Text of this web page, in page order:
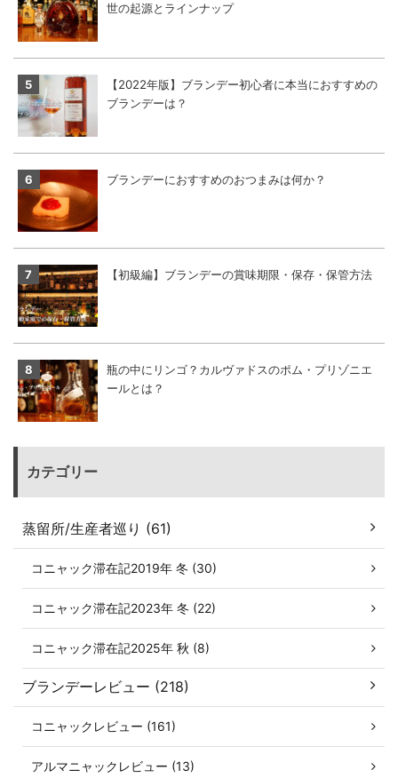
世の起源とラインナップ
【2022年版】ブランデー初心者に本当におすすめの
ブランデーは？
ブランデーにおすすめのおつまみは何か？
【初級編】ブランデーの賞味期限・保存・保管方法
瓶の中にリンゴ？カルヴァドスのポム・プリゾニエ
ールとは？
カテゴリー
蒸留所/生産者巡り (61)
コニャック滞在記2019年 冬 (30)
コニャック滞在記2023年 冬 (22)
コニャック滞在記2025年 秋 (8)
ブランデーレビュー (218)
コニャックレビュー (161)
アルマニャックレビュー (13)